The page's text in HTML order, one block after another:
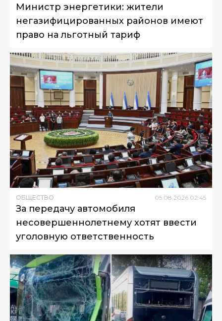
Министр энергетики: жители
негазифицированных районов имеют
право на льготный тариф
ОБЩЕСТВО 05.08.2026 02:45
За передачу автомобиля
несовершеннолетнему хотят ввести
уголовную ответственность